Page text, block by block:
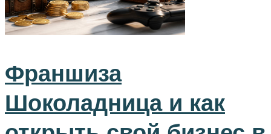
Франшиза
Шоколадница и как